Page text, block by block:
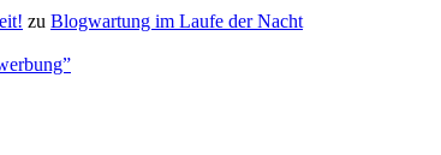
zu Blogwartung im Laufe der Nacht